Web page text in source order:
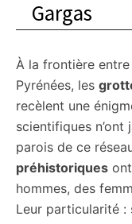
Gargas
À la frontière
Pyrénées, les
recèlent une
scientifiques n’ont
parois de ce
préhistoriques
hommes, des
Leur particularité :